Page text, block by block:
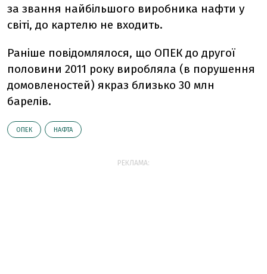
за звання найбільшого виробника нафти у
світі, до картелю не входить.
Раніше повідомлялося, що ОПЕК до другої
половини 2011 року виробляла (в порушення
домовленостей) якраз близько 30 млн
барелів.
ОПЕК НАФТА
РЕКЛАМА: